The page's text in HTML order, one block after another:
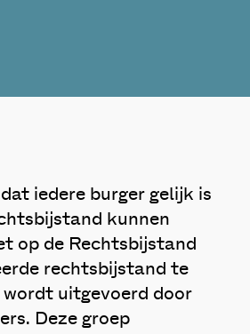
iedere burger gelijk is
kunnen
op de Rechtsbijstand
rechtsbijstand te
uitgevoerd door
Deze groep